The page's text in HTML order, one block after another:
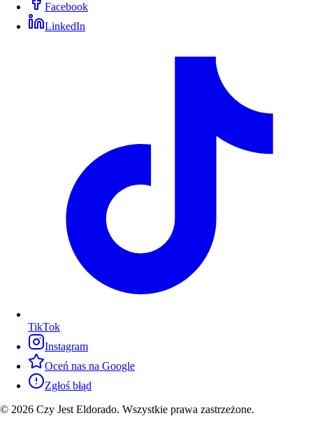
Facebook
LinkedIn
TikTok
Instagram
Oceń nas na Google
Zgłoś błąd
© 2026 Czy Jest Eldorado. Wszystkie prawa zastrzeżone.